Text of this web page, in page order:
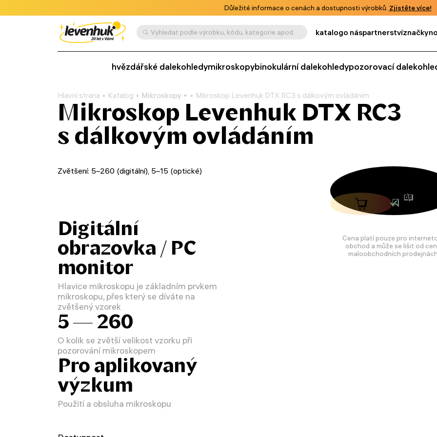
Důležité informace o cenách a dostupnosti výrobků. Zjistěte více!
Vyhledat podle výrobku, kódu, kategorie apod. katalogo náspartnerstvíznačky
hvězdářské dalekohledymikroskopybinokulární dalekohledypozorovací
Hlavní strana Katalog Mikroskopy Mikroskop Levenhuk DTX RC3 s dálkovým ovládáním
Mikroskop Levenhuk DTX RC3
s dálkovým ovládáním
Cena platí pouze pro
obchod a může se lišit od
maloobchodních
Zvětšení: 5–260 (digitální), 5–15 (optické)
Digitální
obrazovka / PC
monitor
Hlavice mikroskopu je základním prvkem
mikroskopu, přes který se díváte na
zvětšený vzorek
5 — 260
O kolik se zvětší velikost vzorku při
pozorování mikroskopem
Pro aplikovaný
výzkum
Použití a obsluha mikroskopu